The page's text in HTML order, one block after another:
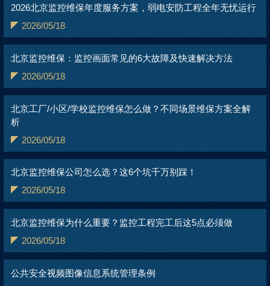
2026北京监控维保年度服务方案，弱电安防工程全年无忧运行
2026/05/18
北京监控维保：监控画面常见的6大故障及快速解决方法
2026/05/18
北京工厂/小区/学校监控维保怎么做？不同场景维保方案全解
析
2026/05/18
北京监控维保公司怎么选？这6个坑千万别踩！
2026/05/18
北京监控维保为什么重要？监控工程完工后这5点必须做
2026/05/18
公共安全视频图像信息系统管理条例